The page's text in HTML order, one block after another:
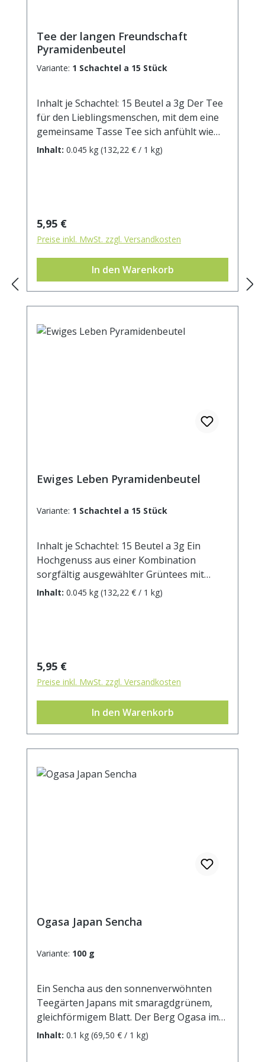
Tee der langen Freundschaft
Pyramidenbeutel
Variante: 1 Schachtel a 15 Stück
Inhalt je Schachtel: 15 Beutel a 3g Der Tee
für den Lieblingsmenschen, mit dem eine
gemeinsame Tasse Tee sich anfühlt wie
ein Kurzurlaub.Mit Johannisbeer-Erdbeer-
Zucker), Aroma, rote Johannisbeeren(2%),
Rosenblütenblätter, Erdbeerstücke(1%),
Malvenblüten, Katzenpfötchenblüten.
Inhalt: 0.045 kg (132,22 € / 1 kg)
Regulärer Preis:
5,95 €
Preise inkl. MwSt. zzgl. Versandkosten
In den Warenkorb
Ewiges Leben Pyramidenbeutel
Variante: 1 Schachtel a 15 Stück
Inhalt je Schachtel: 15 Beutel a 3g Ein
Hochgenuss aus einer Kombination
sorgfältig ausgewählter Grüntees mit
köstlichen Früchten und Kräutern - mit
Johannisbeeren, Kornblumenblüten,
Aprikosenstücke(Aprikose, Reismehl)(1%),
Ginsengwurzel.
Inhalt: 0.045 kg (132,22 € / 1 kg)
Regulärer Preis:
5,95 €
Preise inkl. MwSt. zzgl. Versandkosten
In den Warenkorb
Ogasa Japan Sencha
Variante: 100 g
Ein Sencha aus den sonnenverwöhnten
Teegärten Japans mit smaragdgrünem,
gleichförmigem Blatt. Der Berg Ogasa im
Distrikt Chuen, gleich neben der
Inhalt: 0.1 kg (69,50 € / 1 kg)